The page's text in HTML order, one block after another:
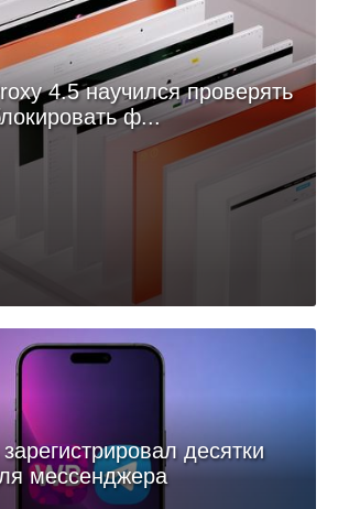
4.5 научился проверять
ф...
десятки
мессенджера